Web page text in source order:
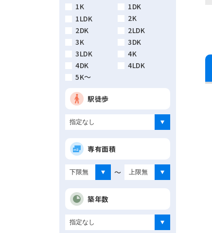
1K
1DK
1LDK
2K
2DK
2LDK
3K
3DK
3LDK
4K
4DK
4LDK
5K～
駅徒歩
専有面積
～
築年数